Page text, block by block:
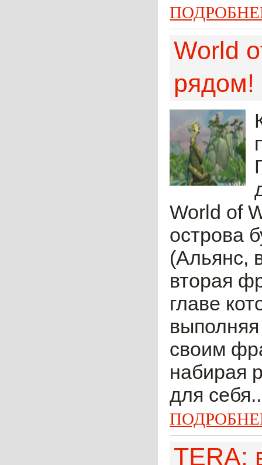
World
рядом!
World of
острова
(Альянс,
вторая
главе
своим
набирая
для
TERA: